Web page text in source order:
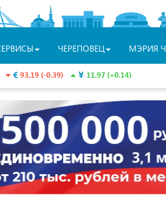
ЧЕРЕПОВЕЦ МЭРИЯ
93.19 (-0.39) 11.97 (+0.14)